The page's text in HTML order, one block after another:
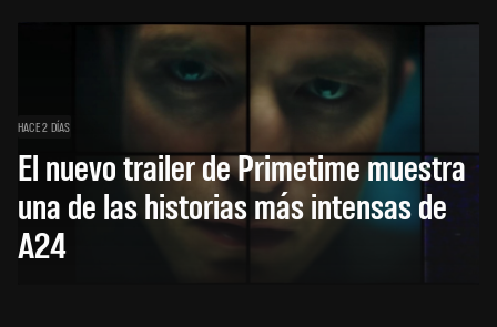
HACE 2 DÍAS
El nuevo trailer de Primetime muestra
una de las historias más intensas de
A24